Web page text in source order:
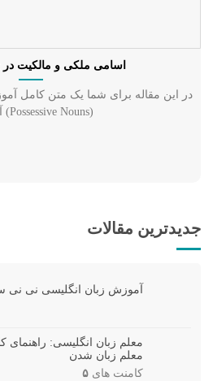
جدیدترین مقالات
آموزش زبان انگلیسی نی نی
معلم زبان انگلیسی: راهنمای
معلم زبان شدن
کامنت های ۵
اسامی ملکی و مالکیت در
در این مقاله برای شما یک متن کامل
(Possessive Nouns) آماده...